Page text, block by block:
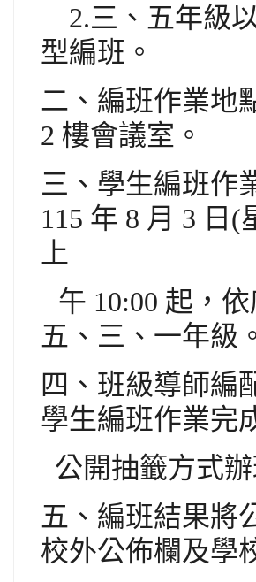
2.三、五年級
型編班。
二、編班作業地
2 樓會議室。
三、學生編班作
115 年 8 月 3 日(
上
午 10:00 起，
五、三、一年級。
四、班級導師編
學生編班作業完
公開抽籤方式辦
五、編班結果將
校外公佈欄及學